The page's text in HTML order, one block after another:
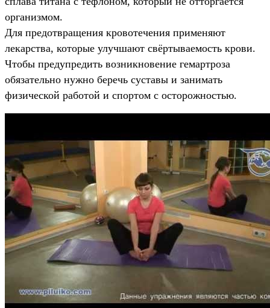
организмом.
Для предотвращения кровотечения применяют
лекарства, которые улучшают свёртываемость крови.
Чтобы предупредить возникновение гемартроза
обязательно нужно беречь суставы и занимать
физической работой и спортом с осторожностью.